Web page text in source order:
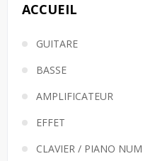
ACCUEIL
GUITARE
BASSE
AMPLIFICATEUR
EFFET
CLAVIER / PIANO